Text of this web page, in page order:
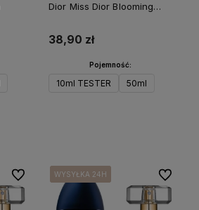
Dior Miss Dior Blooming
38,90 zł
Pojemność:
10ml TESTER 50ml
Do ulubionychWYSYŁKA 24H
WYSYŁKA 24H
WYSYŁKA 24H
WYSYŁKA 24H Do